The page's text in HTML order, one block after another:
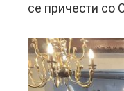
се причести со